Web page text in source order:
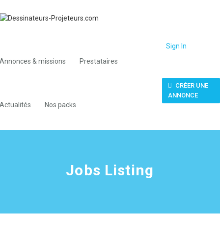
Annonces & missions Prestataires
Actualités Nos packs
Sign In
CRÉER UNE
ANNONCE
Jobs Listing